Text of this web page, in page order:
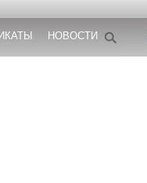
НОВОСТИ